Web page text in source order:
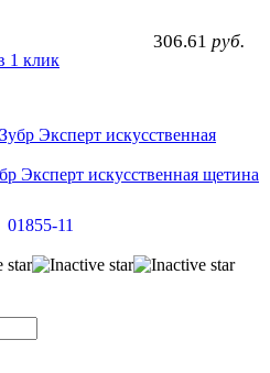
306.61 руб.
1 клик
Эксперт искусственная щетина
01855-11